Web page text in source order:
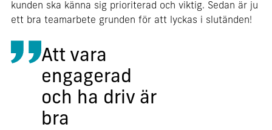
kunden ska känna sig prioriterad och viktig. Sedan är ju
ett bra teamarbete grunden för att lyckas i slutänden!
Att vara
engagerad
och ha driv är
bra